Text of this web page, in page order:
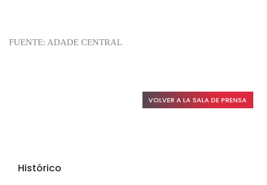
FUENTE: ADADE CENTRAL
VOLVER A LA SALA DE PRENSA
Histórico